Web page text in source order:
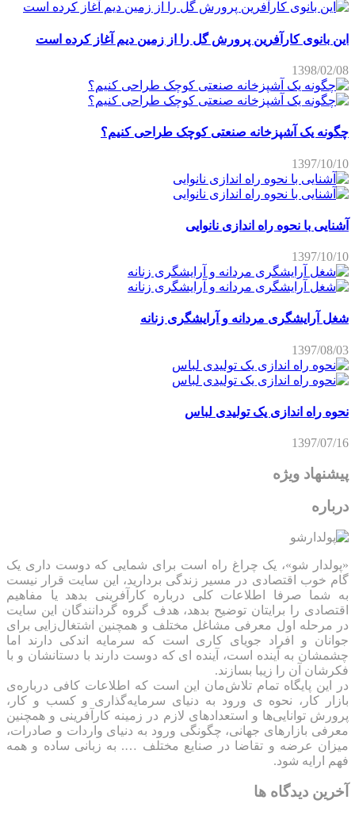
این بانوی کارآفرین پرورش گل را از زمین دیم آغاز کرده است
1398/02/08
چگونه یک آشپزخانه صنعتی کوچک طراحی کنیم؟
1397/10/10
آشنایی با نحوه راه اندازی نانوایی
1397/10/10
شغل آرایشگری مردانه و آرایشگری زنانه
1397/08/03
نحوه راه اندازی یک تولیدی لباس
1397/07/16
پیشنهاد ویژه
درباره
«پولدار شو»، یک چراغ راه است برای شمایی که دوست داری یک
گام خوب اقتصادی در مسیر زندگی بردارید، این سایت قرار نیست
به شما صرفا اطلاعات کلی درباره کارآفرینی بدهد یا مفاهیم
اقتصادی را برایتان توضیح بدهد، هدف گروه گردانندگان این سایت
در مرحله اول معرفی مشاغل مختلف و همچنین اشتغال‌زایی برای
جوانان و افراد جویای کاری است که سرمایه اندکی دارند اما
چشمشان به آینده است، آینده ای که دوست دارند با دستانشان و با
فکرشان آن را زیبا بسازند.
در این پایگاه تمام تلاش‌مان این است که ‌اطلاعات کافی درباره‌ی
بازار کار، نحوه ی ورود به دنیای سرمایه‌گذاری و کسب و کار،
پرورش توانایی‌ها و استعدادهای لازم در زمینه کارآفرینی و همچنین
معرفی بازارهای جهانی، چگونگی ورود به دنیای واردات و صادرات،
میزان عرضه و تقاضا در صنایع مختلف …. به زبانی ساده و همه
فهم ارایه شود.
آخرین دیدگاه ها